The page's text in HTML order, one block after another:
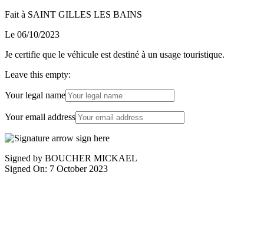
Fait à SAINT GILLES LES BAINS
Le 06/10/2023
Je certifie que le véhicule est destiné à un usage touristique.
Leave this empty:
Your legal name
Your email address
Signed by BOUCHER MICKAEL
Signed On: 7 October 2023